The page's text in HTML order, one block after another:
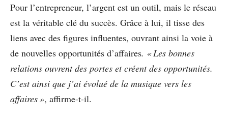
Pour l’entrepreneur, l’argent est un outil, mais le réseau
est la véritable clé du succès. Grâce à lui, il tisse des
liens avec des figures influentes, ouvrant ainsi la voie à
de nouvelles opportunités d’affaires. « Les bonnes
relations ouvrent des portes et créent des opportunités.
C’est ainsi que j’ai évolué de la musique vers les
affaires », affirme-t-il.